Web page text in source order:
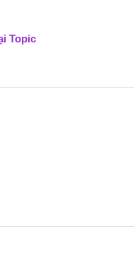
Topic